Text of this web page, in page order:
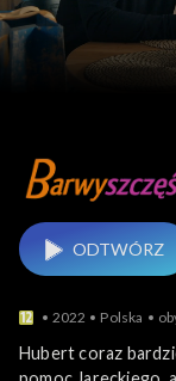
ODTWÓRZ
2022 Polska
Hubert coraz